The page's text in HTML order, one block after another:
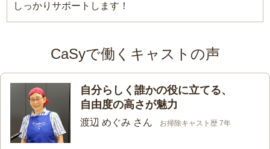
しっかりサポートします！
CaSyで働くキャストの声
自分らしく誰かの役に立てる、
自由度の高さが魅力
渡辺 めぐみ さん お掃除キャスト歴 7年